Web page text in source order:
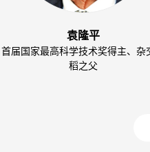
袁隆平
首届国家最高科学技术奖得主、杂
稻之父